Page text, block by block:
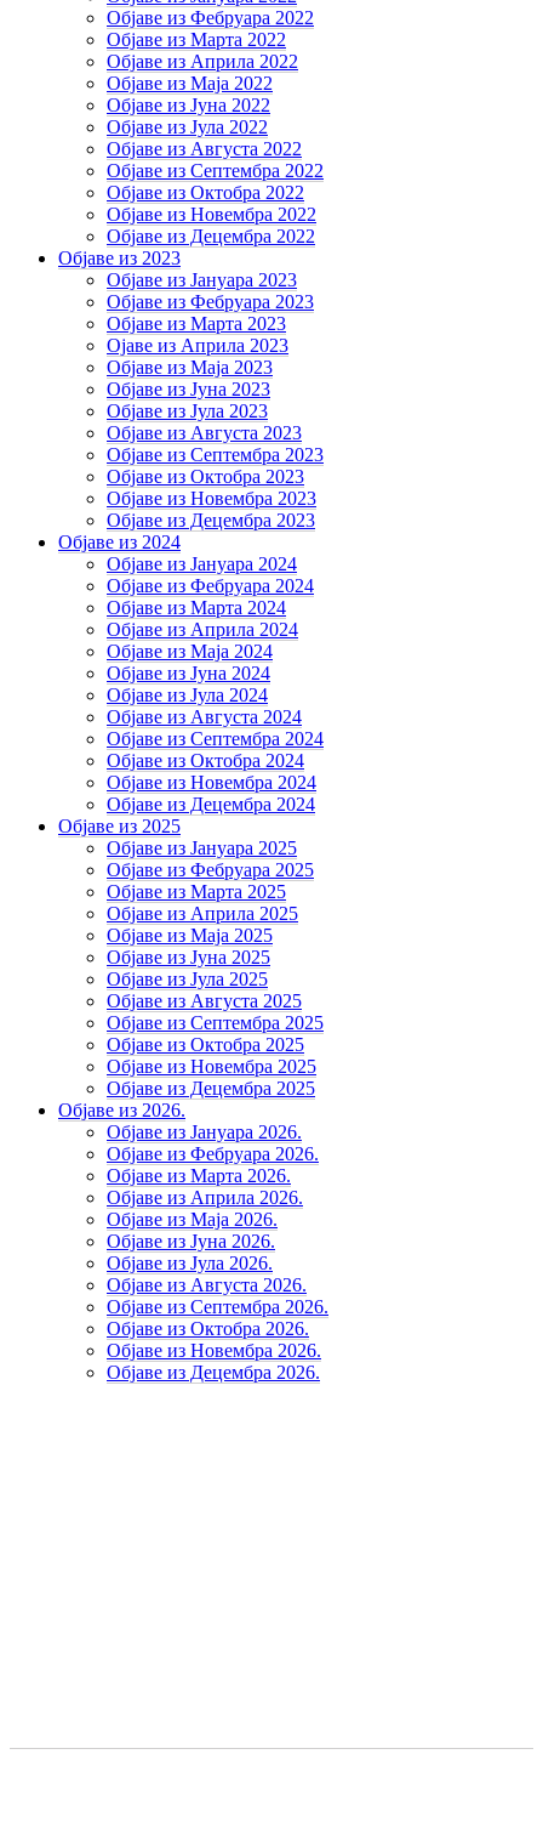
Објаве из Фебруара 2022
Објаве из Марта 2022
Објаве из Априла 2022
Објаве из Маја 2022
Објаве из Јуна 2022
Објаве из Јула 2022
Објаве из Августа 2022
Објаве из Септембра 2022
Објаве из Октобра 2022
Објаве из Новембра 2022
Објаве из Децембра 2022
Објаве из 2023
Објаве из Јануара 2023
Објаве из Фебруара 2023
Објаве из Марта 2023
Ојаве из Априла 2023
Објаве из Маја 2023
Објаве из Јуна 2023
Објаве из Јула 2023
Објаве из Августа 2023
Објаве из Септембра 2023
Објаве из Октобра 2023
Објаве из Новембра 2023
Објаве из Децембра 2023
Објаве из 2024
Објаве из Јануара 2024
Објаве из Фебруара 2024
Објаве из Марта 2024
Објаве из Априла 2024
Објаве из Маја 2024
Објаве из Јуна 2024
Објаве из Јула 2024
Објаве из Августа 2024
Објаве из Септембра 2024
Објаве из Октобра 2024
Објаве из Новембра 2024
Објаве из Децембра 2024
Објаве из 2025
Објаве из Јануара 2025
Објаве из Фебруара 2025
Објаве из Марта 2025
Објаве из Априла 2025
Објаве из Маја 2025
Објаве из Јуна 2025
Објаве из Јула 2025
Објаве из Августа 2025
Објаве из Септембра 2025
Објаве из Октобра 2025
Објаве из Новембра 2025
Објаве из Децембра 2025
Објаве из 2026.
Објаве из Јануара 2026.
Објаве из Фебруара 2026.
Објаве из Марта 2026.
Објаве из Априла 2026.
Објаве из Маја 2026.
Објаве из Јуна 2026.
Објаве из Јула 2026.
Објаве из Августа 2026.
Објаве из Септембра 2026.
Објаве из Октобра 2026.
Објаве из Новембра 2026.
Објаве из Децембра 2026.